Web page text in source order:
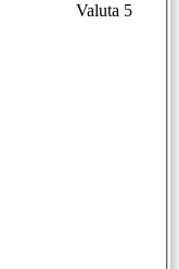
Valuta 5